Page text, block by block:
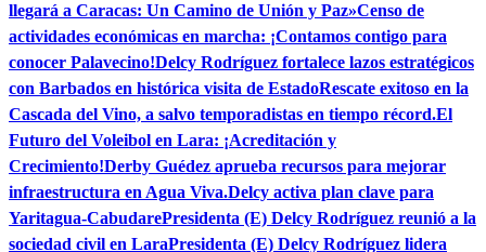
llegará a Caracas: Un Camino de Unión y Paz»Censo de
actividades económicas en marcha: ¡Contamos contigo para
conocer Palavecino!Delcy Rodríguez fortalece lazos estratégicos
con Barbados en histórica visita de EstadoRescate exitoso en la
Cascada del Vino, a salvo temporadistas en tiempo récord.El
Futuro del Voleibol en Lara: ¡Acreditación y
Crecimiento!Derby Guédez aprueba recursos para mejorar
infraestructura en Agua Viva.Delcy activa plan clave para
Yaritagua-CabudarePresidenta (E) Delcy Rodríguez reunió a la
sociedad civil en LaraPresidenta (E) Delcy Rodríguez lidera